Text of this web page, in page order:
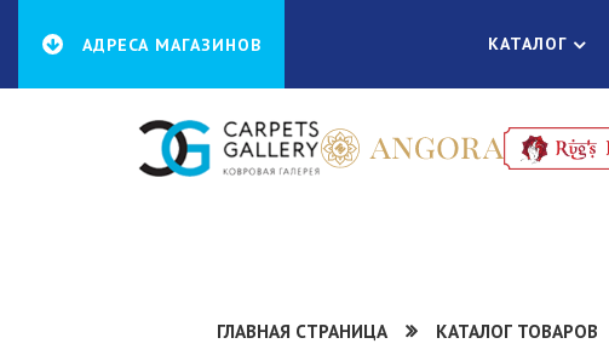
АДРЕСА МАГАЗИНОВ КАТАЛОГ
ГЛАВНАЯ СТРАНИЦА КАТАЛОГ ТОВАРОВ